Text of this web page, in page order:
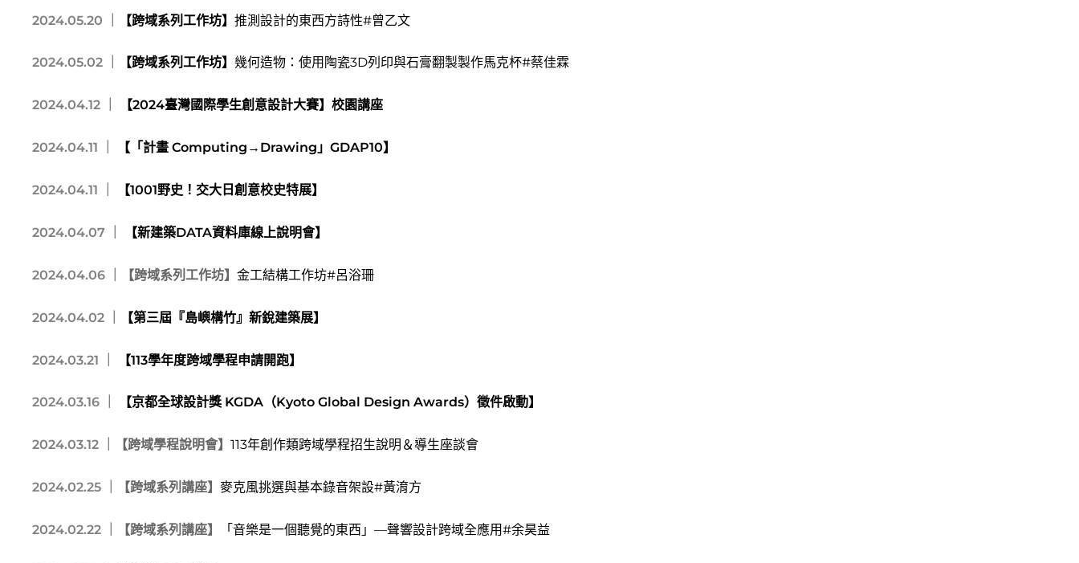
2024.05.20 ｜ 【跨域系列工作坊】 推測設計的東西方詩性#曾乙文
2024.05.02 ｜ 【跨域系列工作坊】 幾何造物：使用陶瓷3D列印與石膏翻製製作馬克杯#蔡佳霖
2024.04.12 ｜ 【2024臺灣國際學生創意設計大賽】校園講座
2024.04.11 ｜ 【「計畫 Computing→Drawing」GDAP10】
2024.04.11 ｜ 【1001野史！交大日創意校史特展】
2024.04.07 ｜ 【新建築DATA資料庫線上說明會】
2024.04.06 ｜ 【跨域系列工作坊】 金工結構工作坊#呂浴珊
2024.04.02 ｜ 【第三屆『島嶼構竹』新銳建築展】
2024.03.21 ｜ 【113學年度跨域學程申請開跑】
2024.03.16 ｜ 【京都全球設計獎 KGDA（Kyoto Global Design Awards）徵件啟動】
2024.03.12 ｜ 【跨域學程說明會】 113年創作類跨域學程招生說明＆導生座談會
2024.02.25 ｜ 【跨域系列講座】 麥克風挑選與基本錄音架設#黃淯方
2024.02.22 ｜ 【跨域系列講座】 「音樂是一個聽覺的東西」—聲響設計跨域全應用#余昊益